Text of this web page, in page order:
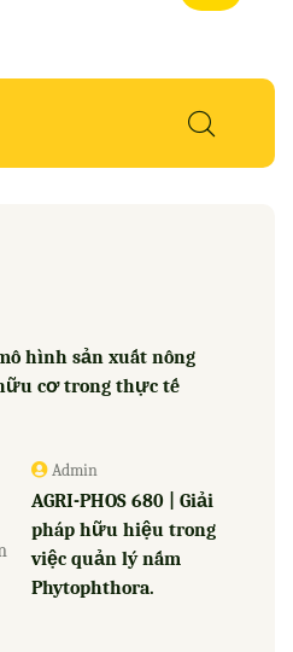
hình sản xuất nông
cơ trong thực tế
Admin
AGRI-PHOS 680 | Giải
pháp hữu hiệu trong
việc quản lý nấm
Phytophthora.